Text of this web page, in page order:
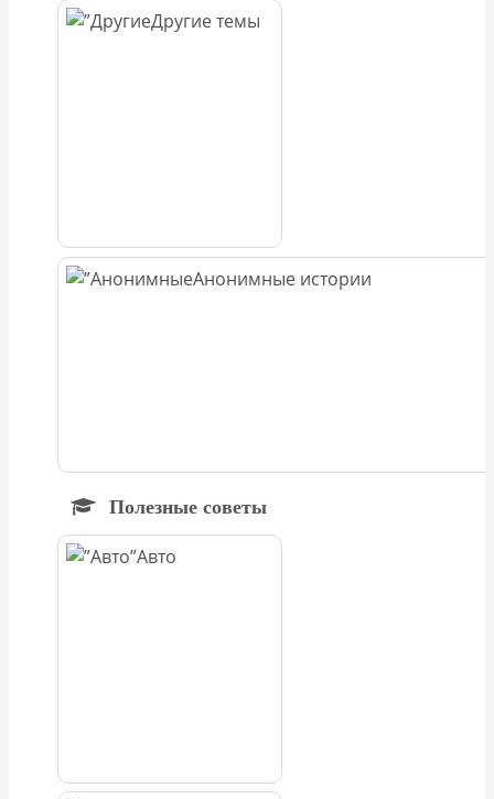
Другие темы
Анонимные истории
Полезные советы
Авто